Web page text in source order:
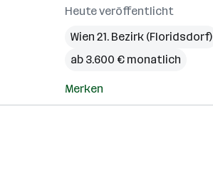
Heute veröffentlicht
Wien 21. Bezirk (Floridsdorf)
ab 3.600 € monatlich
Merken